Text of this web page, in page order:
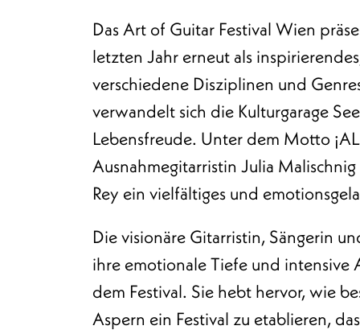
Das Art of Guitar Festival Wien
letzten Jahr erneut als
verschiedene Disziplinen und
verwandelt sich die Kulturgarage
Lebensfreude. Unter dem Motto
Ausnahmegitarristin Julia
Rey ein vielfältiges und
Die visionäre Gitarristin, Sängerin
ihre emotionale Tiefe und intensive
dem Festival. Sie hebt hervor, wie
Aspern ein Festival zu etablieren,